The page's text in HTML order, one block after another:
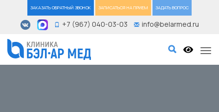
ЗАКАЗАТЬ ОБРАТНЫЙ ЗВОНОК ЗАПИСАТЬСЯ НА ПРИЕМ ЗАДАТЬ ВОПРОС
+7 (967) 040-03-03 info@belarmed.ru